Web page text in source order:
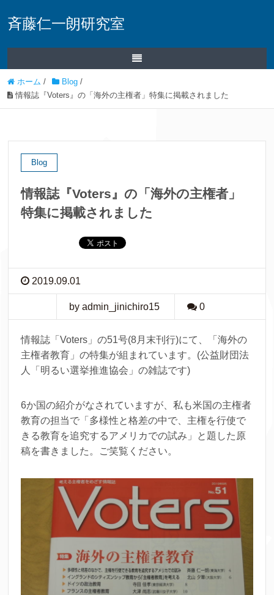
斉藤仁一朗研究室
ホーム / Blog /
情報誌『Voters』の「海外の主権者」特集に掲載されました
Blog
情報誌『Voters』の「海外の主権者」
特集に掲載されました
2019.09.01
by admin_jinichiro15 0
情報誌「Voters」の51号(8月末刊行)にて、「海外の
主権者教育」の特集が組まれています。(公益財団法
人「明るい選挙推進協会」の雑誌です)
6か国の紹介がなされていますが、私も米国の主権者
教育の担当で「多様性と格差の中で、主権を行使で
きる教育を追究するアメリカでの試み」と題した原
稿を書きました。ご笑覧ください。